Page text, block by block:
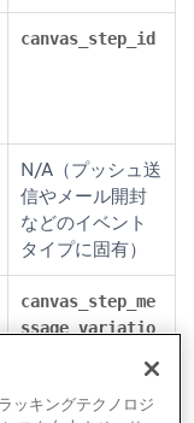
canvas_step_id
N/A（プッシュ送
信やメール開封
などのイベント
タイプに固有）
canvas_step_me
ssage_variatio
ッキングテクノロジ